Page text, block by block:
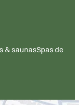
& saunasSpas de